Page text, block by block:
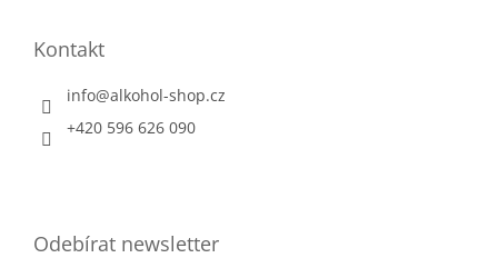
Kontakt
info@alkohol-shop.cz
+420 596 626 090
Odebírat newsletter